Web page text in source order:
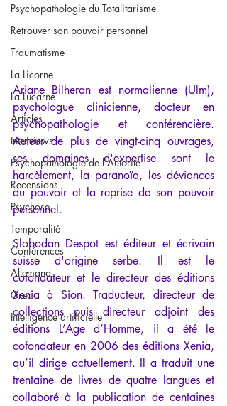
Psychopathologie du Totalitarisme
Retrouver son pouvoir personnel
Traumatisme
La Licorne
La Lucarne
Articles
Interviews
Psychopathologie de l'Autorité
Recensions
Psychose
Temporalité
Conférences
Allemand
Grec
Intelligence artificielle
Ariane Bilheran est normalienne (Ulm),
psychologue clinicienne, docteur en
psychopathologie et conférencière.
Auteur de plus de vingt-cinq ouvrages,
ses domaines d'expertise sont le
harcèlement, la paranoïa, les déviances
du pouvoir et la reprise de son pouvoir
personnel.
Slobodan Despot est éditeur et écrivain
suisse d'origine serbe. Il est le
cofondateur et le directeur des éditions
Xenia à Sion. Traducteur, directeur de
collections puis directeur adjoint des
éditions L’Age d’Homme, il a été le
cofondateur en 2006 des éditions Xenia,
qu’il dirige actuellement. Il a traduit une
trentaine de livres de quatre langues et
collaboré à la publication de centaines